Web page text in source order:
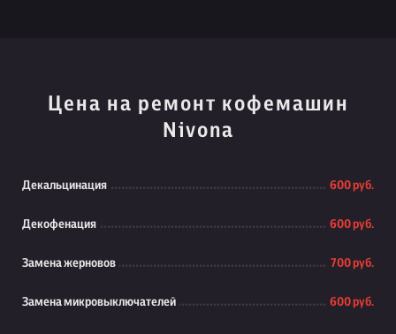
Цена на ремонт кофемашин
Nivona
Декальцинация 600 руб.
Декофенация 600 руб.
Замена жерновов 700 руб.
Замена микровыключателей 600 руб.